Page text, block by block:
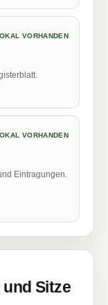
VORHANDEN
VORHANDEN
Eintragungen.
Sitze